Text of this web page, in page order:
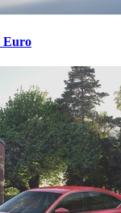
Euro